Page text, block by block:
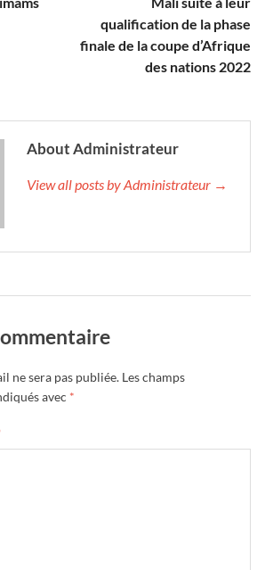
qualification de la phase
finale de la coupe d’Afrique
des nations 2022
About Administrateur
View all posts by Administrateur →
ne sera pas publiée. Les champs
avec *